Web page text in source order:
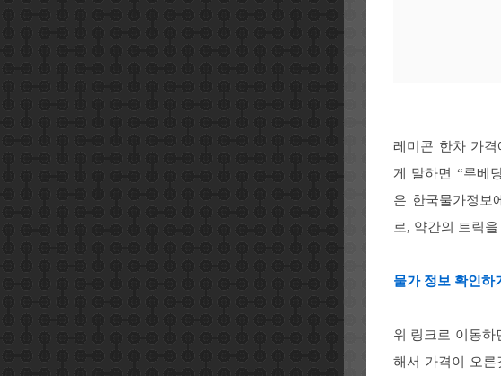
레미콘 한차 가
게 말하면 “루베
은 한국물가정보
로, 약간의 트릭
물가 정보 확인하
위 링크로 이동하
해서 가격이 오른